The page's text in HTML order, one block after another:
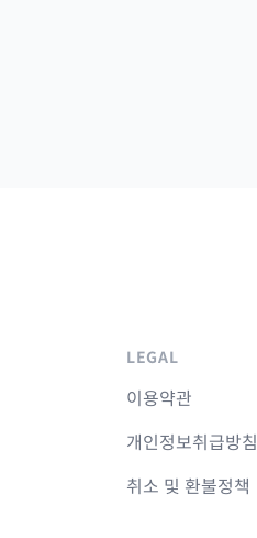
LEGAL
이용약관
개인정보취급방침
취소 및 환불정책